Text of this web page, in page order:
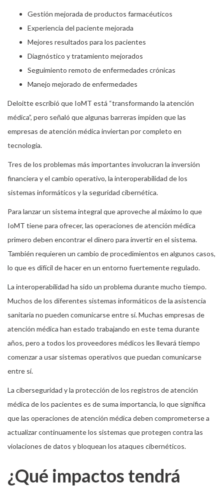
Gestión mejorada de productos farmacéuticos
Experiencia del paciente mejorada
Mejores resultados para los pacientes
Diagnóstico y tratamiento mejorados
Seguimiento remoto de enfermedades crónicas
Manejo mejorado de enfermedades
Deloitte escribió que IoMT está “transformando la atención
médica”, pero señaló que algunas barreras impiden que las
empresas de atención médica inviertan por completo en
tecnología.
Tres de los problemas más importantes involucran la inversión
financiera y el cambio operativo, la interoperabilidad de los
sistemas informáticos y la seguridad cibernética.
Para lanzar un sistema integral que aproveche al máximo lo que
IoMT tiene para ofrecer, las operaciones de atención médica
primero deben encontrar el dinero para invertir en el sistema.
También requieren un cambio de procedimientos en algunos casos,
lo que es difícil de hacer en un entorno fuertemente regulado.
La interoperabilidad ha sido un problema durante mucho tiempo.
Muchos de los diferentes sistemas informáticos de la asistencia
sanitaria no pueden comunicarse entre sí. Muchas empresas de
atención médica han estado trabajando en este tema durante
años, pero a todos los proveedores médicos les llevará tiempo
comenzar a usar sistemas operativos que puedan comunicarse
entre sí.
La ciberseguridad y la protección de los registros de atención
médica de los pacientes es de suma importancia, lo que significa
que las operaciones de atención médica deben comprometerse a
actualizar continuamente los sistemas que protegen contra las
violaciones de datos y bloquean los ataques cibernéticos.
¿Qué impactos tendrá